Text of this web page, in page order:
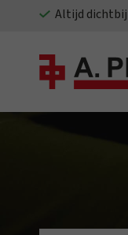
Altijd dichtbij